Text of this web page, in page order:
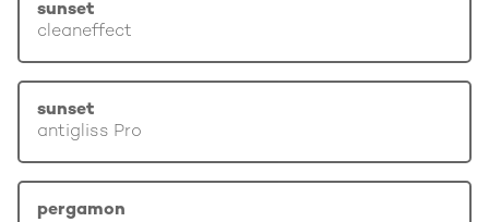
sunset
cleaneffect
sunset
antigliss Pro
pergamon